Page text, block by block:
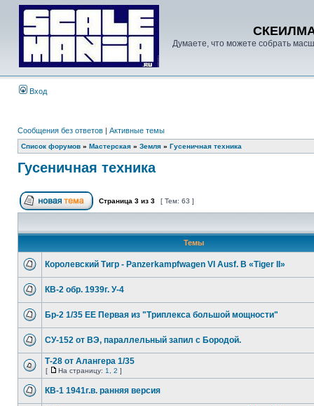
Думаете, что можете собрать
Вход
Сообщения без ответов | Активные темы
Список форумов » Мастерская » Земля » Гусеничная техника
Гусеничная техника
Страница 3 из 3 [ Тем: 63 ]
Темы
Королевский Тигр - Panzerkampfwagen VI Ausf. B «Tiger II»
КВ-2 обр. 1939г. У-4
Бр-2 1/35 EE Первая из "Триплекса большой мощности"
СУ-152 от ВЭ, параллельный запил с Бородой.
Т-28 от Алангера 1/35
[ На страницу: 1 2 ]
КВ-1 1941г.в. ранняя версия